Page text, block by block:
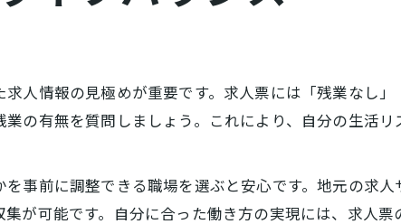
人情報の見極めが重要です。求人票には「残業なし」
の有無を質問しましょう。これにより、自分の生活リ
事前に調整できる職場を選ぶと安心です。地元の求人
が可能です。自分に合った働き方の実現には、求人票